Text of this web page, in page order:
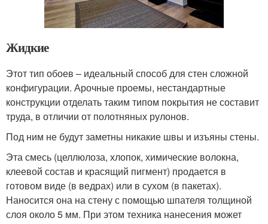
Жидкие
Этот тип обоев – идеальный способ для стен сложной
конфигурации. Арочные проемы, нестандартные
конструкции отделать таким типом покрытия не составит
труда, в отличии от полотняных рулонов.
Под ним не будут заметны никакие швы и изъяны стены.
Эта смесь (целлюлоза, хлопок, химические волокна,
клеевой состав и красящий пигмент) продается в
готовом виде (в ведрах) или в сухом (в пакетах).
Наносится она на стену с помощью шпателя толщиной
слоя около 5 мм. При этом техника нанесения может